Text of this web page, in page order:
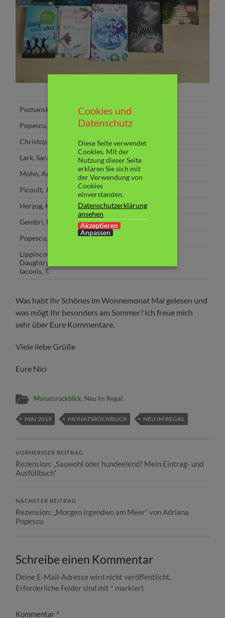
Poznanski, Ursula
Thalamus
Popescu, Adriana
Morgen irgendwo am Meer
Christopher, Lucy
Kiss me, Kill me
Lark, Sarah
Die Zeit der Feuerblüten
Mohn, Anneke
Apfelrosenzeit
Picoult, Jodi
Und dennoch ist es Liebe
Herzog, Katharina
Immer wieder im Sommer
Gembri, Kira
Wovon Du träumst
Popescu, Adriana
Ewig und eins
Lippincott, R.,
Daughtry, M.,
Iaconis, T.
Was habt Ihr Schönes im Wonnemonat Mai gelesen und
was mögt Ihr besonders am Sommer? Ich freue mich
sehr über Eure Kommentare.
Viele liebe Grüße
Eure Nici
Monatsrückblick, Neu im Regal
MAI 2019 MONATSRÜCKBLICK NEU IM REGAL
VORHERIGER BEITRAG
Rezension: „Sauwohl oder hundeelend? Mein Eintrag- und
Ausfüllbuch“
NÄCHSTER BEITRAG
Rezension: „Morgen irgendwo am Meer“ von Adriana
Popescu
Schreibe einen Kommentar
Deine E-Mail-Adresse wird nicht veröffentlicht.
Erforderliche Felder sind mit * markiert
Kommentar *
Cookies und
Datenschutz
Diese Seite verwendet
Cookies. Mit der
Nutzung dieser Seite
erklären Sie sich mit
der Verwendung von
Cookies
einverstanden.
Datenschutzerklärung
ansehen
Akzeptieren
Anpassen